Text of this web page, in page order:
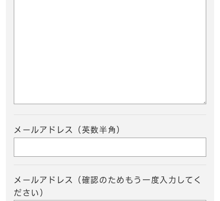
メールアドレス（英数半角）
メールアドレス（確認のためもう一度入力してく
ださい）